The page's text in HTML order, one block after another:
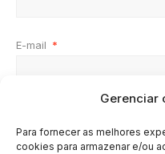
Gerenciar
Para fornecer as melhores
cookies para armazenar e/ou
E-mail *